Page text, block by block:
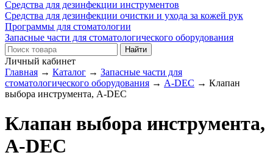
Средства для дезинфекции инструментов
Средства для дезинфекции очистки и ухода за кожей рук
Программы для стоматологии
Запасные части для стоматологического оборудования
Личный кабинет
Главная → Каталог → Запасные части для
стоматологического оборудования → A-DEC → Клапан
выбора инструмента, A-DEC
Клапан выбора инструмента,
A-DEC